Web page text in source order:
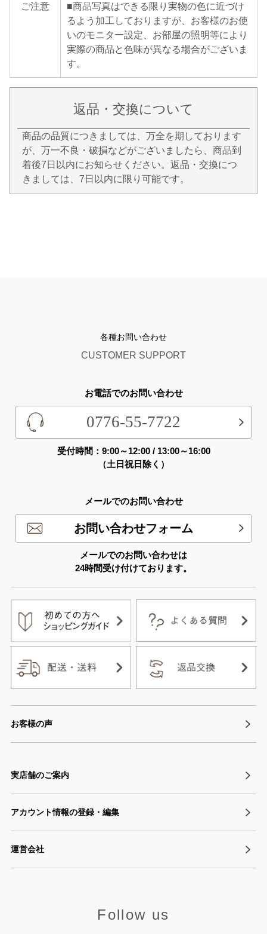
ご注意
■商品写真はできる限り実物の色に近づけ
るよう加工しておりますが、お客様のお使
いのモニター設定、お部屋の照明等により
実際の商品と色味が異なる場合がございま
す。
返品・交換について
商品の品質につきましては、万全を期しております
が、万一不良・破損などがございましたら、商品到
着後7日以内にお知らせください。返品・交換につ
きましては、7日以内に限り可能です。
各種お問い合わせ
CUSTOMER SUPPORT
お電話でのお問い合わせ
0776-55-7722
受付時間：9:00～12:00 / 13:00～16:00
（土日祝日除く）
メールでのお問い合わせ
お問い合わせフォーム
メールでのお問い合わせは
24時間受け付けております。
お客様の声
実店舗のご案内
アカウント情報の登録・編集
運営会社
Follow us